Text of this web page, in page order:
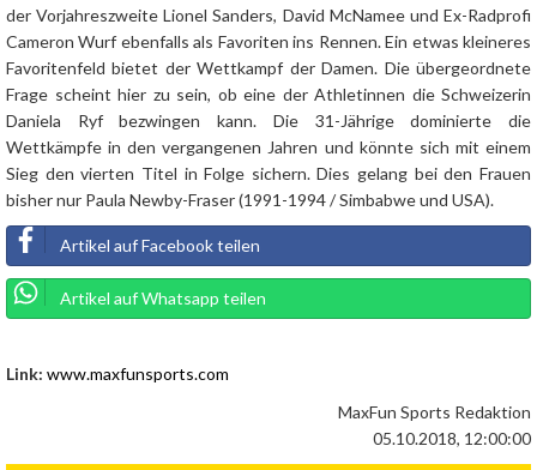
der Vorjahreszweite Lionel Sanders, David McNamee und Ex-Radprofi
Cameron Wurf ebenfalls als Favoriten ins Rennen. Ein etwas kleineres
Favoritenfeld bietet der Wettkampf der Damen. Die übergeordnete
Frage scheint hier zu sein, ob eine der Athletinnen die Schweizerin
Daniela Ryf bezwingen kann. Die 31-Jährige dominierte die
Wettkämpfe in den vergangenen Jahren und könnte sich mit einem
Sieg den vierten Titel in Folge sichern. Dies gelang bei den Frauen
bisher nur Paula Newby-Fraser (1991-1994 / Simbabwe und USA).
Artikel auf Facebook teilen
Artikel auf Whatsapp teilen
Link: www.maxfunsports.com
MaxFun Sports Redaktion
05.10.2018, 12:00:00